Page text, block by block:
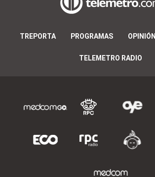
TREPORTA PROGRAMAS OPINIÓN
TELEMETRO RADIO